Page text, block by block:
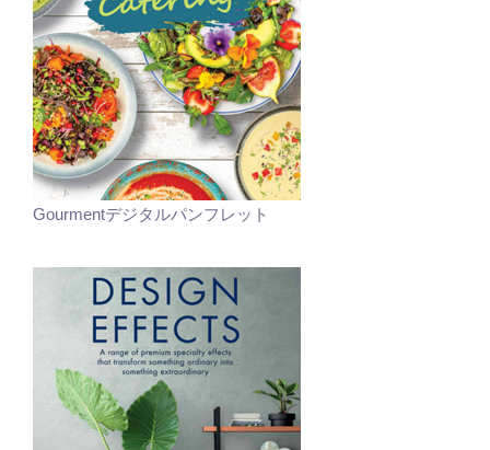
Gourmentデジタルパンフレット